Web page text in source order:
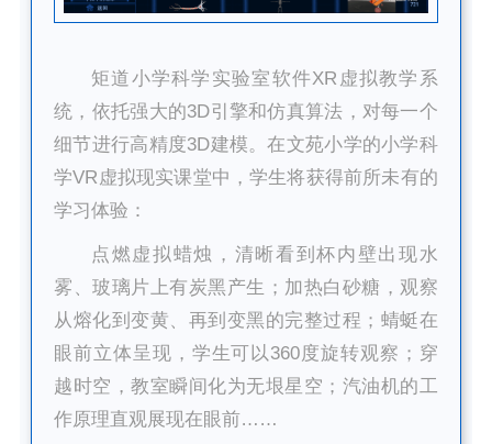
矩道小学科学实验室软件XR虚拟教学系
统，依托强大的3D引擎和仿真算法，对每一个
细节进行高精度3D建模。在文苑小学的小学科
学VR虚拟现实课堂中，学生将获得前所未有的
学习体验：
点燃虚拟蜡烛，清晰看到杯内壁出现水
雾、玻璃片上有炭黑产生； 加热白砂糖，观察
从熔化到变黄、再到变黑的完整过程；蜻蜓在
眼前立体呈现，学生可以360度旋转观察；穿
越时空，教室瞬间化为无垠星空；汽油机的工
作原理直观展现在眼前……